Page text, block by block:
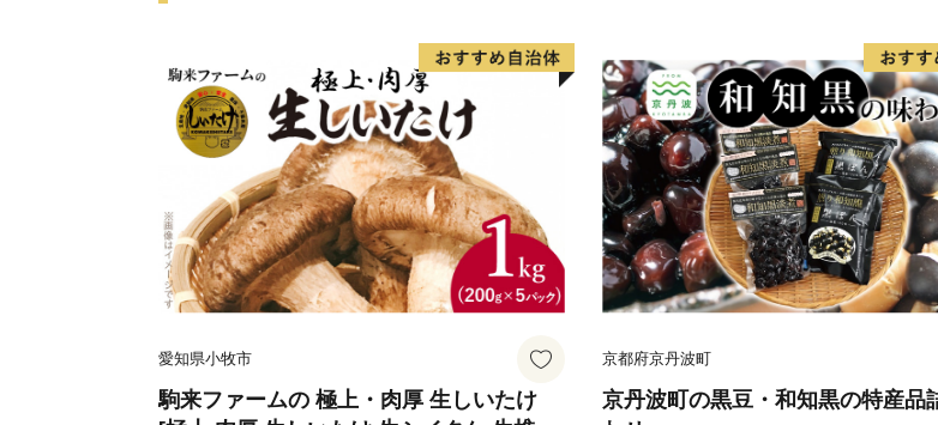
愛知県小牧市
駒来ファームの 極上・肉厚 生しいたけ
京都府京丹波町
京丹波町の黒豆・和知黒の特産品